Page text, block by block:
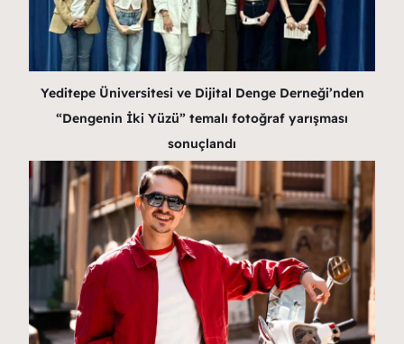
Yeditepe Üniversitesi ve Dijital Denge Derneği’nden
“Dengenin İki Yüzü” temalı fotoğraf yarışması
sonuçlandı